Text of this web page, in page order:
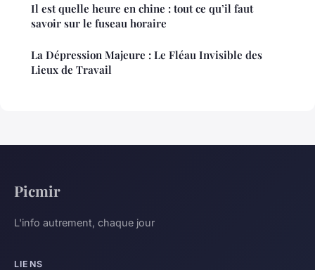
Il est quelle heure en chine : tout ce qu’il faut
savoir sur le fuseau horaire
La Dépression Majeure : Le Fléau Invisible des
Lieux de Travail
Picmir
L'info autrement, chaque jour
LIENS